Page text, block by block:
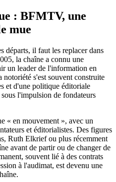
: BFMTV, une
mue
départs, il faut les replacer dans
la chaîne a connu une
un leader de l'information en
notoriété s'est souvent construite
et d'une politique éditoriale
l'impulsion de fondateurs
« en mouvement », avec un
et éditorialistes. Des figures
Ruth Elkrief ou plus récemment
avant de partir ou de changer de
souvent lié à des contrats
à l'audimat, est devenu une